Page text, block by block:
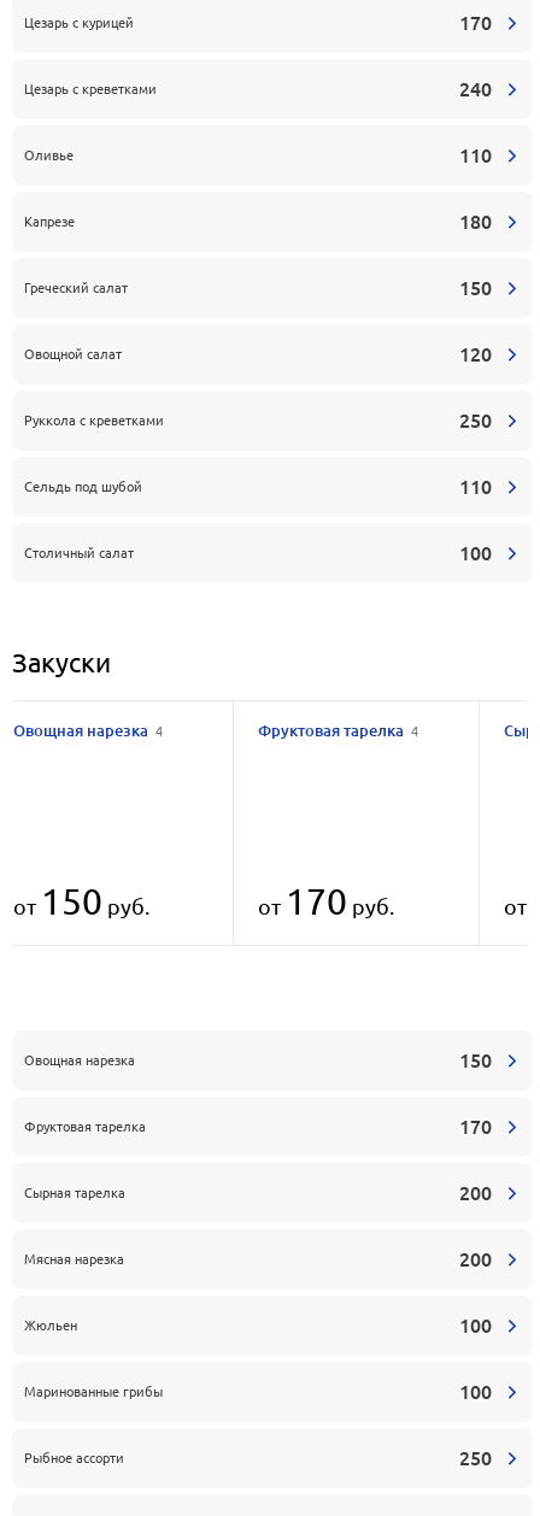
Цезарь с курицей 170
Цезарь с креветками 240
Оливье 110
Капрезе 180
Греческий салат 150
Овощной салат 120
Руккола с креветками 250
Сельдь под шубой 110
Столичный салат 100
Закуски
Овощная нарезка 150
Фруктовая тарелка 170
Сырная тарелка 200
Мясная нарезка 200
Жюльен 100
Маринованные грибы 100
Рыбное ассорти 250
Овощная нарезка 4 Фруктовая тарелка4
от 150 руб. от 170 руб. от